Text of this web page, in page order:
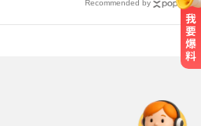
Recommended by